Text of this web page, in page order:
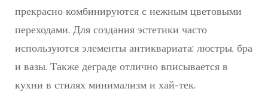
прекрасно комбинируются с нежным цветовыми
переходами. Для создания эстетики часто
используются элементы антиквариата: люстры, бра
и вазы. Также деграде отлично вписывается в
кухни в стилях минимализм и хай-тек.